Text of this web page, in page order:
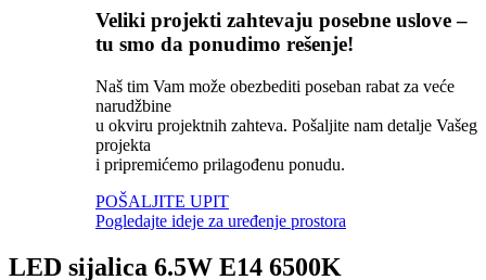
Veliki projekti zahtevaju posebne uslove –
tu smo da ponudimo rešenje!
Naš tim Vam može obezbediti poseban rabat za veće
narudžbine
u okviru projektnih zahteva. Pošaljite nam detalje Vašeg
projekta
i pripremićemo prilagođenu ponudu.
POŠALJITE UPIT
Pogledajte ideje za uređenje prostora
LED sijalica 6.5W E14 6500K